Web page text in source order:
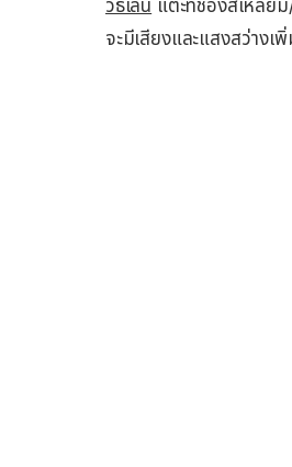
วิธีเล่น แตะที่ช่องสี่เหลี่ย
จะมีเสียงและแสงสว่างเ